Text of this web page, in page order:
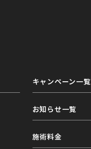
キャンペーン一覧
お知らせ一覧
施術料金